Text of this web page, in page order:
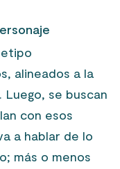
alineados a la
se buscan
con esos
a hablar de lo
más o menos